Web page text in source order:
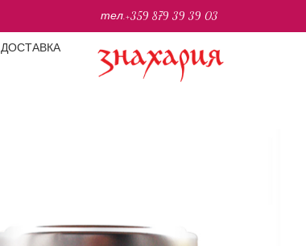
ДОСТАВКА
тел.+359 879 39 39 03